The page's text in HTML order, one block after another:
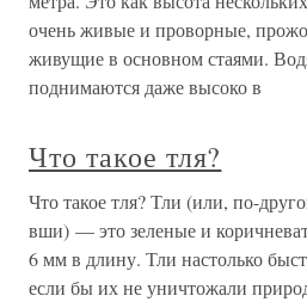
очень живые и проворные,
живущие в основном стаями.
поднимаются даже высоко в
Что такое тля?
Что такое тля? Тли (или, по-
вши) — это зеленые и
6 мм в длину. Тли настолько
если бы их не уничтожали